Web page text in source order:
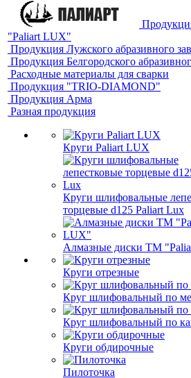
"Paliart LUX"
Продукция Лужского абразивного
Продукция Белгородского
Расходные материалы для сварки
Продукция "TRIO-DIAMOND"
Продукция Арма
Разная продукция
Круги Paliart LUX
Круги шлифовальные
торцевые d125 Paliart Lux
Алмазные диски ТМ
Круги отрезные
Круг шлифовальный по
Круг шлифовальный по
Круги обдирочные
Пилоточка